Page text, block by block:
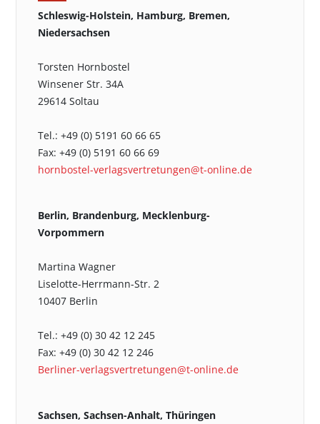
Schleswig-Holstein, Hamburg, Bremen,
Niedersachsen
Torsten Hornbostel
Winsener Str. 34A
29614 Soltau
Tel.: +49 (0) 5191 60 66 65
Fax: +49 (0) 5191 60 66 69
hornbostel-verlagsvertretungen@t-online.de
Berlin, Brandenburg, Mecklenburg-
Vorpommern
Martina Wagner
Liselotte-Herrmann-Str. 2
10407 Berlin
Tel.: +49 (0) 30 42 12 245
Fax: +49 (0) 30 42 12 246
Berliner-verlagsvertretungen@t-online.de
Sachsen, Sachsen-Anhalt, Thüringen